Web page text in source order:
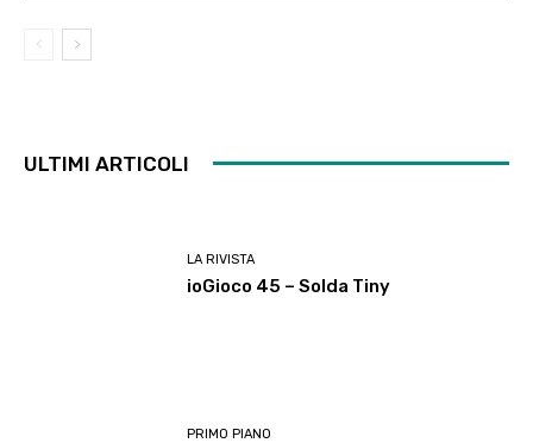
ULTIMI ARTICOLI
LA RIVISTA
ioGioco 45 – Solda Tiny
PRIMO PIANO